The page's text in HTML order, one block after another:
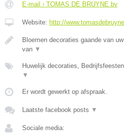
E-mail › TOMAS DE BRUYNE bv
Website: http://
Bloemen decoraties gaande van
van ▼
Huwelijk decoraties,
▼
Er wordt gewerkt op afspraak.
Laatste facebook posts ▼
Sociale media: